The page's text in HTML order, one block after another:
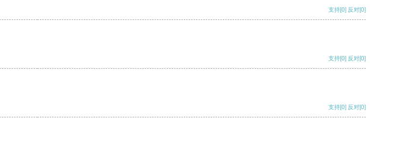
支持[0] 反对[0]
支持[0] 反对[0]
支持[0] 反对[0]